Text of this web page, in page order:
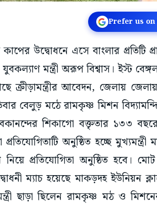
Prefer us on
উদ্বোধনে এসে বাংলার প্রতিটি
মন্ত্রী অরূপ বিশ্বাস। ইস্ট
ক্রীড়ামন্ত্রীর আবেদন, জেলায়
বেলুড় মঠে রামকৃষ্ণ মিশন
শিকাগো বক্তৃতার ১৩৩
অনুষ্ঠিত হচ্ছে মুখ্যমন্ত্রী
নিয়ে প্রতিযোগিতা অনুষ্ঠিত হবে।
ম্যাচ হয়েছে মাকড়দহ ইউনিয়ন
ছাড়া ছিলেন রামকৃষ্ণ মঠ ও